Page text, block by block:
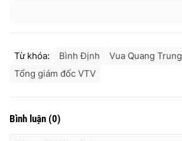
Từ khóa: Bình Định
Vua Quang Trung
Tổng giám đốc VTV
Bình luận (0)